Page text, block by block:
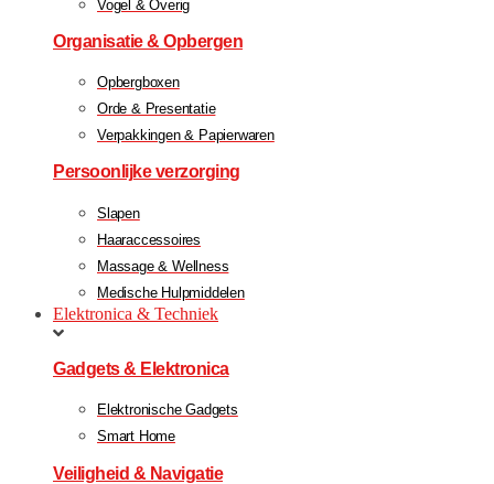
Vogel & Overig
Organisatie & Opbergen
Opbergboxen
Orde & Presentatie
Verpakkingen & Papierwaren
Persoonlijke verzorging
Slapen
Haaraccessoires
Massage & Wellness
Medische Hulpmiddelen
Elektronica & Techniek
Gadgets & Elektronica
Elektronische Gadgets
Smart Home
Veiligheid & Navigatie